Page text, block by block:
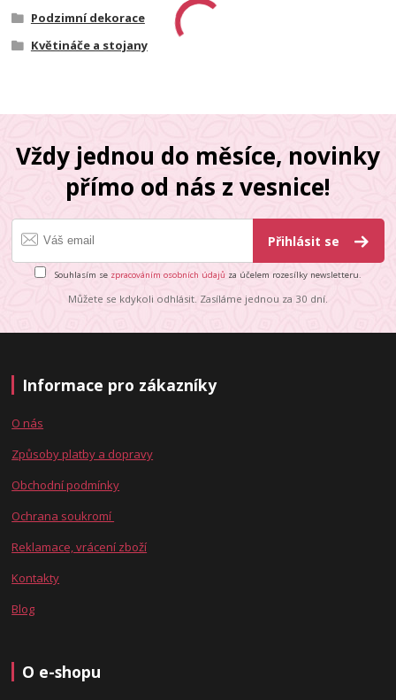
Podzimní dekorace
Květináče a stojany
Vždy jednou do měsíce, novinky
přímo od nás z vesnice!
Přihlásit se
Souhlasím se zpracováním osobních údajů za účelem rozesílky newsletteru.
Můžete se kdykoli odhlásit. Zasíláme jednou za 30 dní.
Informace pro zákazníky
O nás
Způsoby platby a dopravy
Obchodní podmínky
Ochrana soukromí
Reklamace, vrácení zboží
Kontakty
Blog
O e-shopu